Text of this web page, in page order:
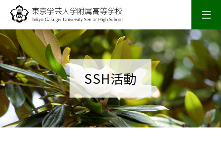
学校概要
校長室
スクールライフ
SSH活動